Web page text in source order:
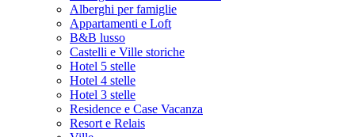
Alberghi per famiglie
Appartamenti e Loft
B&B lusso
Castelli e Ville storiche
Hotel 5 stelle
Hotel 4 stelle
Hotel 3 stelle
Residence e Case Vacanza
Resort e Relais